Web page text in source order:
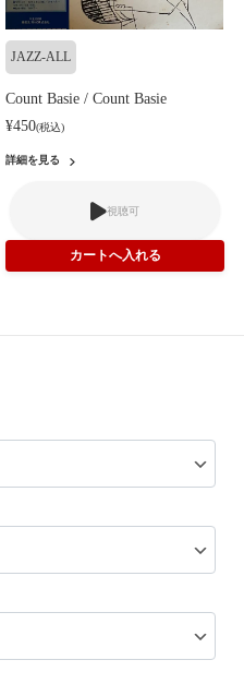
JAZZ-ALL
Count Basie / Count Basie
¥450(税込)
詳細を見る
視聴可